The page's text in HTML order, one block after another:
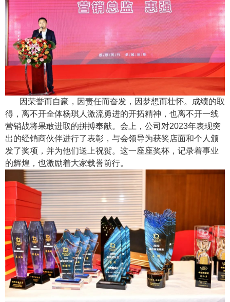
因荣誉而自豪，因责任而奋发，因梦想而壮怀。成绩的取
得，离不开全体杨琪人激流勇进的开拓精神，也离不开一线
营销战将果敢进取的拼搏奉献。会上，公司对2023年表现突
出的经销商伙伴进行了表彰，与会领导为获奖店面和个人颁
发了奖项，并为他们送上祝贺。这一座座奖杯，记录着事业
的辉煌，也激励着大家载誉前行。